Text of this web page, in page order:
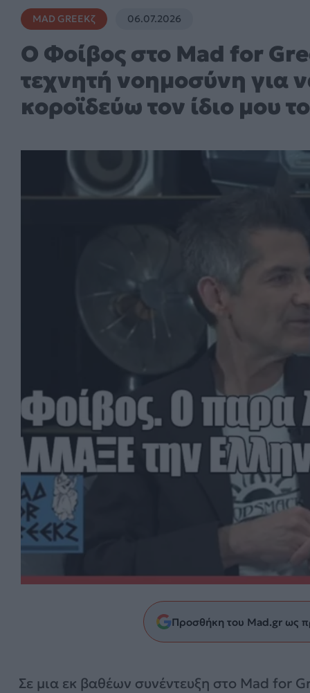
MAD GREEKζ 06.07.2026
O Φοίβος στο Mad for
τεχνητή νοημοσύνη για
κοροϊδεύω τον ίδιο μου
Προσθήκη του Mad.gr ως
Σε μια εκ βαθέων συνέντευξη στο Mad for